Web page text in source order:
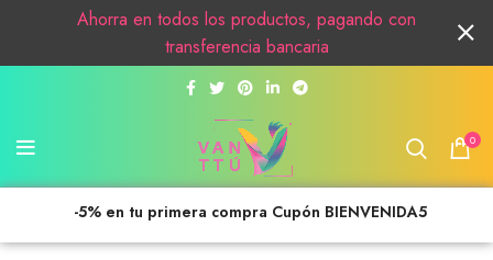
0
-5% en tu primera compra Cupón BIENVENIDA5
Ahorra en todos los productos, pagando con
transferencia bancaria